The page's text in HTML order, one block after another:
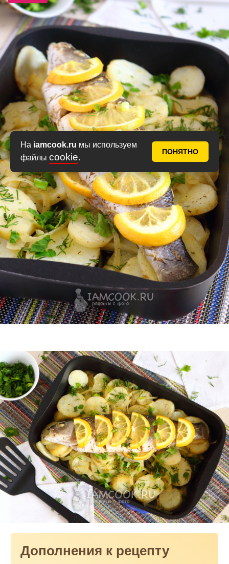
На iamcook.ru мы используем
файлы cookie.
ПОНЯТНО
Дополнения к рецепту